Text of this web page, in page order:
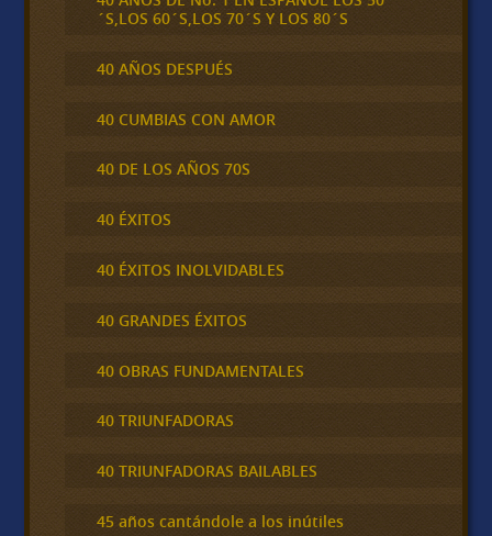
´S,LOS 60´S,LOS 70´S Y LOS 80´S
40 AÑOS DESPUÉS
40 CUMBIAS CON AMOR
40 DE LOS AÑOS 70S
40 ÉXITOS
40 ÉXITOS INOLVIDABLES
40 GRANDES ÉXITOS
40 OBRAS FUNDAMENTALES
40 TRIUNFADORAS
40 TRIUNFADORAS BAILABLES
45 años cantándole a los inútiles